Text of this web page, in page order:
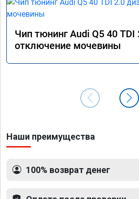
Чип тюнинг Audi Q5 40 TDI
отключение мочевины
Наши преимущества
100% возврат денег